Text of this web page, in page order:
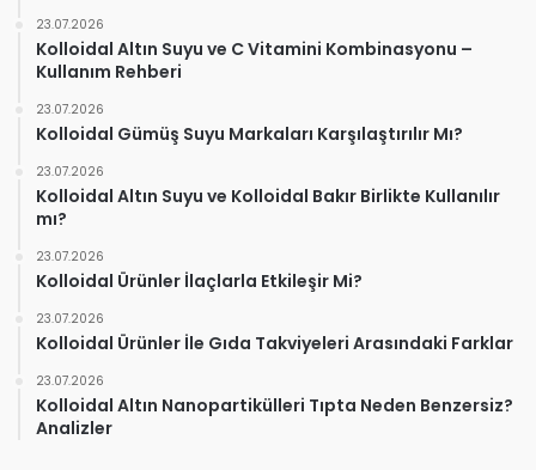
23.07.2026
Kolloidal Altın Suyu ve C Vitamini Kombinasyonu –
Kullanım Rehberi
23.07.2026
Kolloidal Gümüş Suyu Markaları Karşılaştırılır Mı?
23.07.2026
Kolloidal Altın Suyu ve Kolloidal Bakır Birlikte Kullanılır
mı?
23.07.2026
Kolloidal Ürünler İlaçlarla Etkileşir Mi?
23.07.2026
Kolloidal Ürünler İle Gıda Takviyeleri Arasındaki Farklar
23.07.2026
Kolloidal Altın Nanopartikülleri Tıpta Neden Benzersiz?
Analizler